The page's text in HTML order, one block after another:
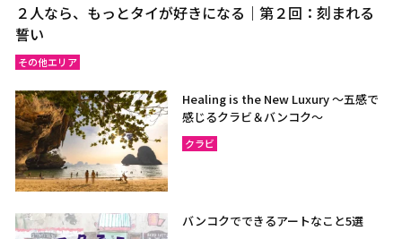
２人なら、もっとタイが好きになる｜第２回：刻まれる
誓い
その他エリア
Healing is the New Luxury ～五感で
感じるクラビ＆バンコク～
クラビ
バンコクでできるアートなこと5選